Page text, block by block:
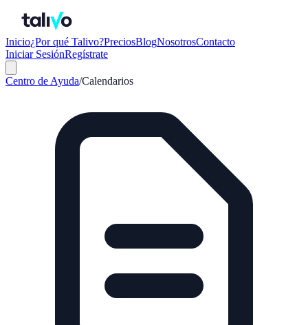
Inicio¿Por qué Talivo?PreciosBlogNosotrosContacto
Iniciar SesiónRegístrate
Centro de Ayuda/Calendarios